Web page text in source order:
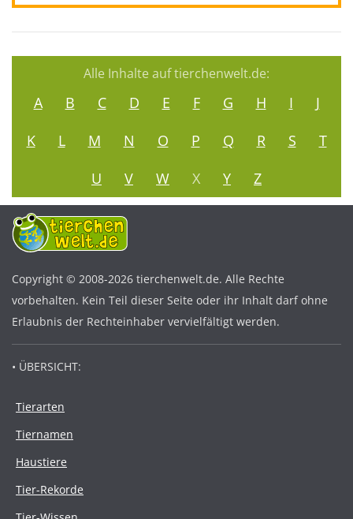
Alle Inhalte auf tierchenwelt.de:
A B C D E F G H I
J
K
L M N O P Q R S
T
U
V W X Y Z
Copyright © 2008-2026 tierchenwelt.de. Alle Rechte
vorbehalten. Kein Teil dieser Seite oder ihr Inhalt darf ohne
Erlaubnis der Rechteinhaber vervielfältigt werden.
• ÜBERSICHT:
Tierarten
Tiernamen
Haustiere
Tier-Rekorde